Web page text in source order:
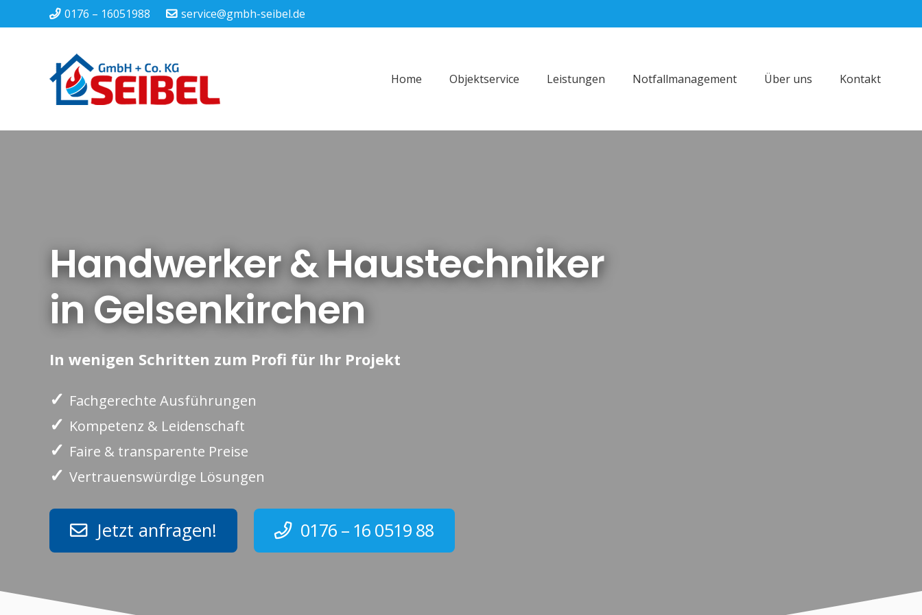
0176 – 16051988 service@gmbh-seibel.de
Home Objektservice Leistungen Notfallmanagement Über uns Kontakt
Handwerker & Haustechniker
in Gelsenkirchen
In wenigen Schritten zum Profi für Ihr Projekt
✓ Fachgerechte Ausführungen
✓ Kompetenz & Leidenschaft
✓ Faire & transparente Preise
✓ Vertrauenswürdige Lösungen
Jetzt anfragen! 0176 – 16 0519 88